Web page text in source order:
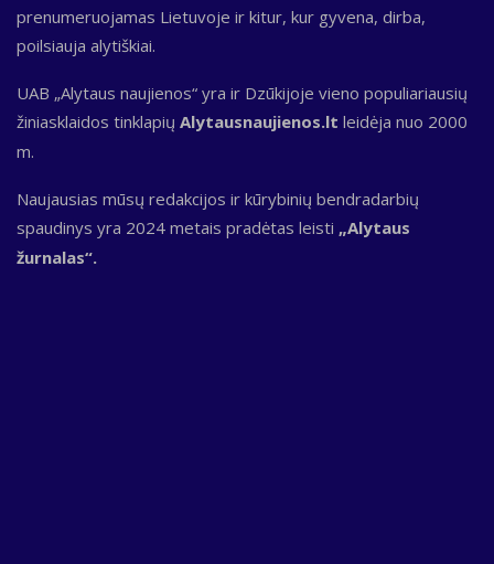
prenumeruojamas Lietuvoje ir kitur, kur gyvena, dirba,
poilsiauja alytiškiai.
UAB „Alytaus naujienos“ yra ir Dzūkijoje vieno populiariausių
žiniasklaidos tinklapių Alytausnaujienos.lt leidėja nuo 2000
m.
Naujausias mūsų redakcijos ir kūrybinių bendradarbių
spaudinys yra 2024 metais pradėtas leisti „Alytaus
žurnalas“.